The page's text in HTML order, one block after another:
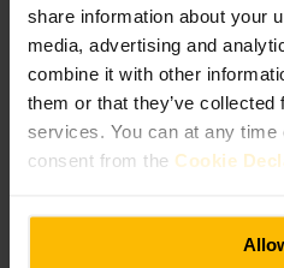
share information about your
media, advertising and
combine it with other
them or that they’ve
services. You can at any
consent from the Cookie
Afbeelding /The Duke's Umbrella
“Gastropub met
muziek ”
Geschikt voor